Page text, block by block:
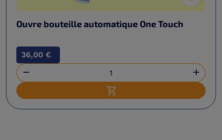
Ouvre bouteille automatique One Touch
36,00 €
 
Ajouter au panier